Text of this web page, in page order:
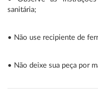
sanitária;
• Não use recipiente de
• Não deixe sua peça por